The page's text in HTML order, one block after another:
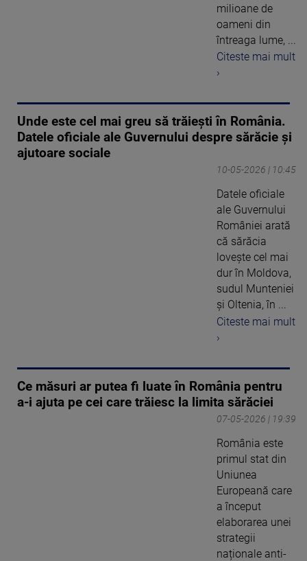
milioane de
oameni din
întreaga lume, ...
Citeste mai mult
›
Unde este cel mai greu să trăiești în România.
Datele oficiale ale Guvernului despre sărăcie și
ajutoare sociale
10-05-2026 | 10:45
Datele oficiale
ale Guvernului
României arată
că sărăcia
lovește cel mai
dur în Moldova,
sudul Munteniei
și Oltenia, în ...
Citeste mai mult
›
Ce măsuri ar putea fi luate în România pentru
a-i ajuta pe cei care trăiesc la limita sărăciei
07-05-2026 | 19:39
România este
primul stat din
Uniunea
Europeană care
a început
elaborarea unei
strategii
naționale anti-